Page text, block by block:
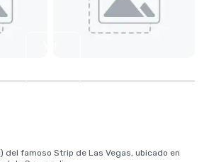
del famoso Strip de Las Vegas, ubicado en